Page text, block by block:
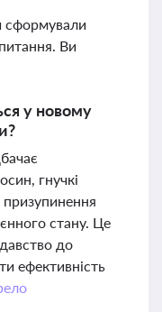
сформували
Ви
у новому
гнучкі
стану. Це
до
ефективність